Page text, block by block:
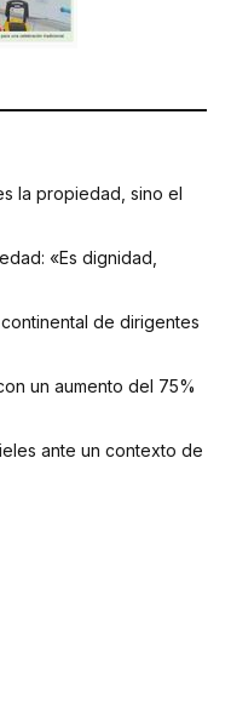
la propiedad, sino el
«Es dignidad,
de dirigentes
un aumento del 75%
ante un contexto de